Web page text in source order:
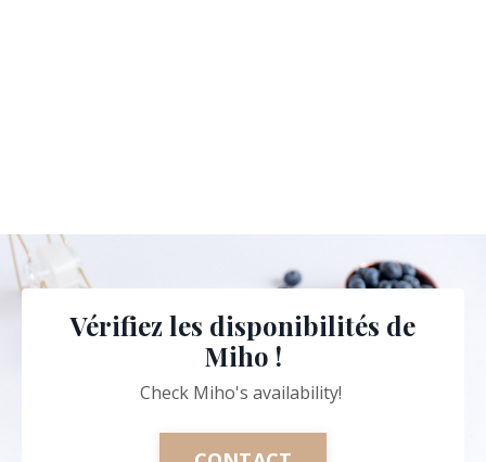
Vérifiez les disponibilités de
Miho !
Check Miho's availability!